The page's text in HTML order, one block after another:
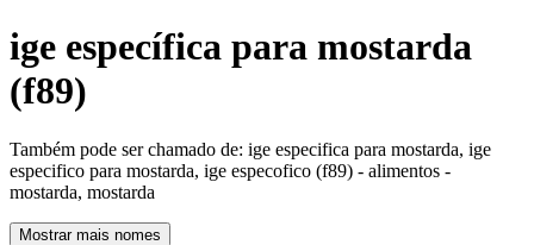
ige específica para mostarda
(f89)
Também pode ser chamado de: ige especifica para mostarda, ige
especifico para mostarda, ige especofico (f89) - alimentos -
mostarda, mostarda
Mostrar mais nomes